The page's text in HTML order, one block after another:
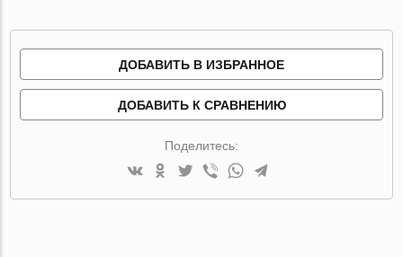
ДОБАВИТЬ В ИЗБРАННОЕ
ДОБАВИТЬ К СРАВНЕНИЮ
Поделитесь: